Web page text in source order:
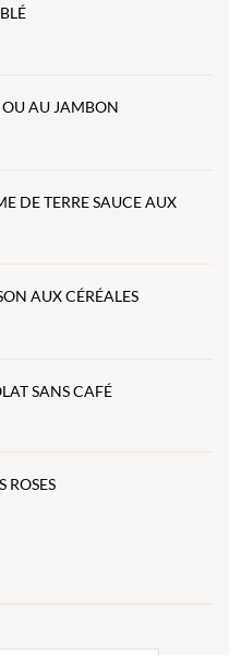
OU AU JAMBON
DE TERRE SAUCE AUX
AUX CÉRÉALES
SANS CAFÉ
ROSES